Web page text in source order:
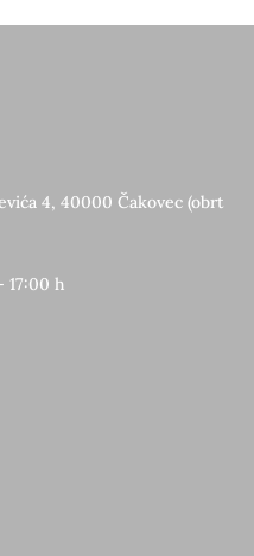
4, 40000 Čakovec (obrt
h